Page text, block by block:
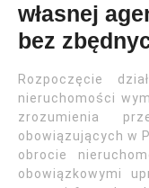
własnej
bez
Rozpoczęcie
nieruchomości
zrozumienia
obowiązujących w
obrocie
obowiązkowymi